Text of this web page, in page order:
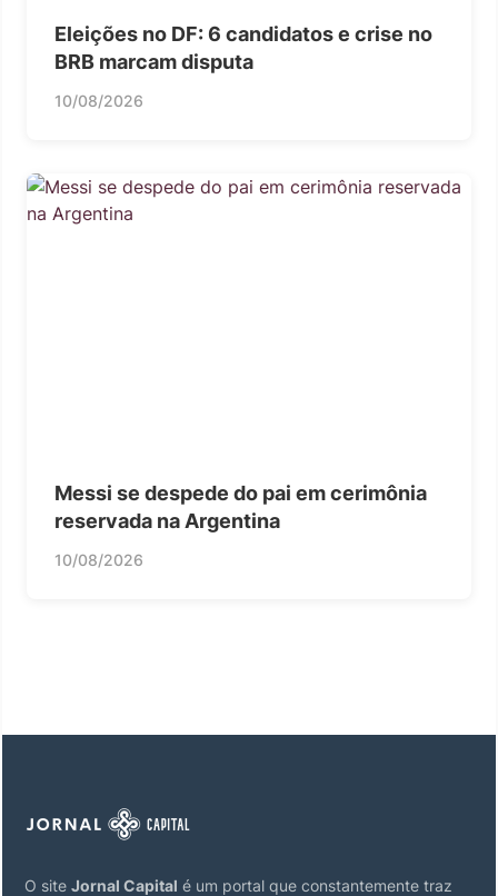
Eleições no DF: 6 candidatos e crise no
BRB marcam disputa
10/08/2026
Messi se despede do pai em cerimônia
reservada na Argentina
10/08/2026
O site Jornal Capital é um portal que constantemente traz